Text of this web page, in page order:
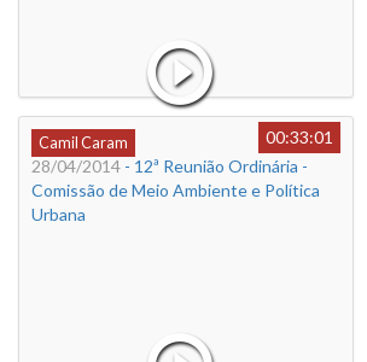
Camil Caram
00:33:01
28/04/2014 - 12ª Reunião Ordinária -
Comissão de Meio Ambiente e Política
Urbana